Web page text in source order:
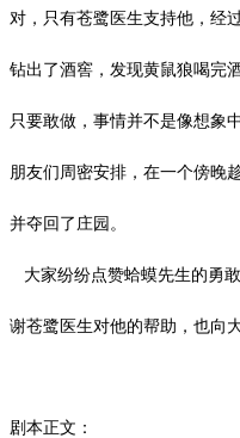
对，只有苍鹭医生支持他，经
钻出了酒窖，发现黄鼠狼喝完
只要敢做，事情并不是像想象
朋友们周密安排，在一个傍晚
并夺回了庄园。
大家纷纷点赞蛤蟆先生的勇
谢苍鹭医生对他的帮助，也向
剧本正文：